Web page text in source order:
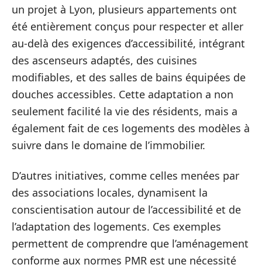
un projet à Lyon, plusieurs appartements ont
été entièrement conçus pour respecter et aller
au-delà des exigences d’accessibilité, intégrant
des ascenseurs adaptés, des cuisines
modifiables, et des salles de bains équipées de
douches accessibles. Cette adaptation a non
seulement facilité la vie des résidents, mais a
également fait de ces logements des modèles à
suivre dans le domaine de l’immobilier.
D’autres initiatives, comme celles menées par
des associations locales, dynamisent la
conscientisation autour de l’accessibilité et de
l’adaptation des logements. Ces exemples
permettent de comprendre que l’aménagement
conforme aux normes PMR est une nécessité